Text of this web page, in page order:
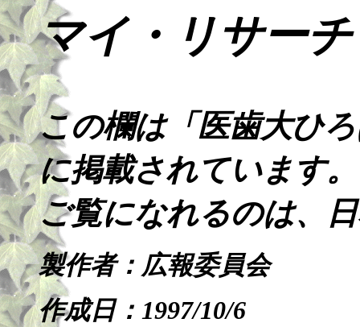
マイ・リサーチ
この欄は「医歯大ひ
に掲載されています。
ご覧になれるのは、
製作者：広報委員会
作成日：1997/10/6